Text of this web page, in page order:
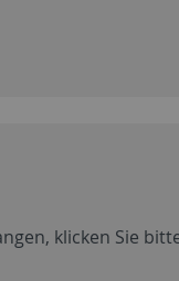
klicken Sie